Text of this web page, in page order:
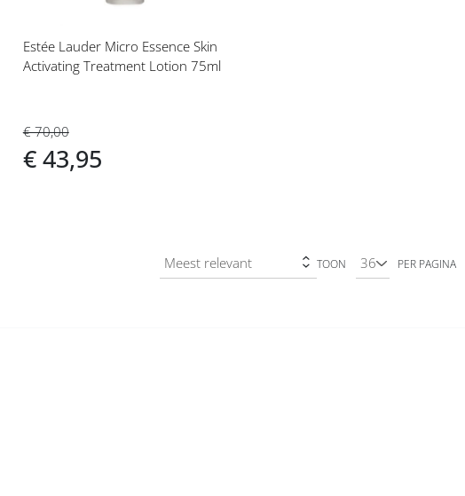
Estée Lauder Micro Essence Skin
Activating Treatment Lotion 75ml
€ 70,00
€ 43,95
TOON PER PAGINA